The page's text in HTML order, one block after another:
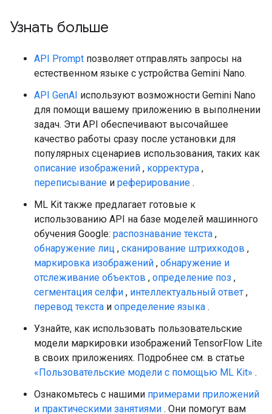
Узнать больше
API Prompt позволяет отправлять запросы на
естественном языке с устройства Gemini Nano.
API GenAI используют возможности Gemini Nano
для помощи вашему приложению в выполнении
задач. Эти API обеспечивают высочайшее
качество работы сразу после установки для
популярных сценариев использования, таких как
описание изображений , корректура ,
переписывание и реферирование .
ML Kit также предлагает готовые к
использованию API на базе моделей машинного
обучения Google: распознавание текста ,
обнаружение лиц , сканирование штрихкодов ,
маркировка изображений , обнаружение и
отслеживание объектов , определение поз ,
сегментация селфи , интеллектуальный ответ ,
перевод текста и определение языка .
Узнайте, как использовать пользовательские
модели маркировки изображений TensorFlow Lite
в своих приложениях. Подробнее см. в статье
«Пользовательские модели с помощью ML Kit» .
Ознакомьтесь с нашими примерами приложений
и практическими занятиями . Они помогут вам